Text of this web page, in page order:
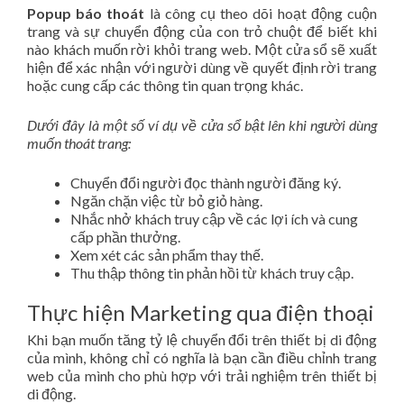
Popup báo thoát là công cụ theo dõi hoạt động cuộn
trang và sự chuyển động của con trỏ chuột để biết khi
nào khách muốn rời khỏi trang web. Một cửa sổ sẽ xuất
hiện để xác nhận với người dùng về quyết định rời trang
hoặc cung cấp các thông tin quan trọng khác.
Dưới đây là một số ví dụ về cửa sổ bật lên khi người dùng
muốn thoát trang:
Chuyển đổi người đọc thành người đăng ký.
Ngăn chặn việc từ bỏ giỏ hàng.
Nhắc nhở khách truy cập về các lợi ích và cung
cấp phần thưởng.
Xem xét các sản phẩm thay thế.
Thu thập thông tin phản hồi từ khách truy cập.
Thực hiện Marketing qua điện thoại
Khi bạn muốn tăng tỷ lệ chuyển đổi trên thiết bị di động
của mình, không chỉ có nghĩa là bạn cần điều chỉnh trang
web của mình cho phù hợp với trải nghiệm trên thiết bị
di động.